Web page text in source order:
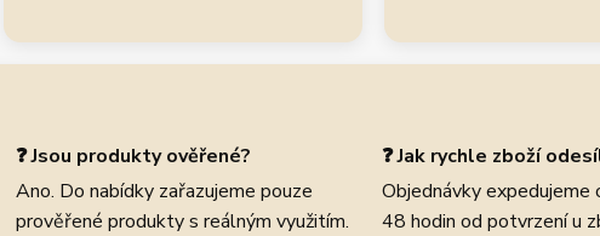
❓ Jsou produkty ověřené?
Ano. Do nabídky zařazujeme pouze
prověřené produkty s reálným využitím.
❓ Jak rychle zboží
Objednávky
48 hodin od potvrzení u